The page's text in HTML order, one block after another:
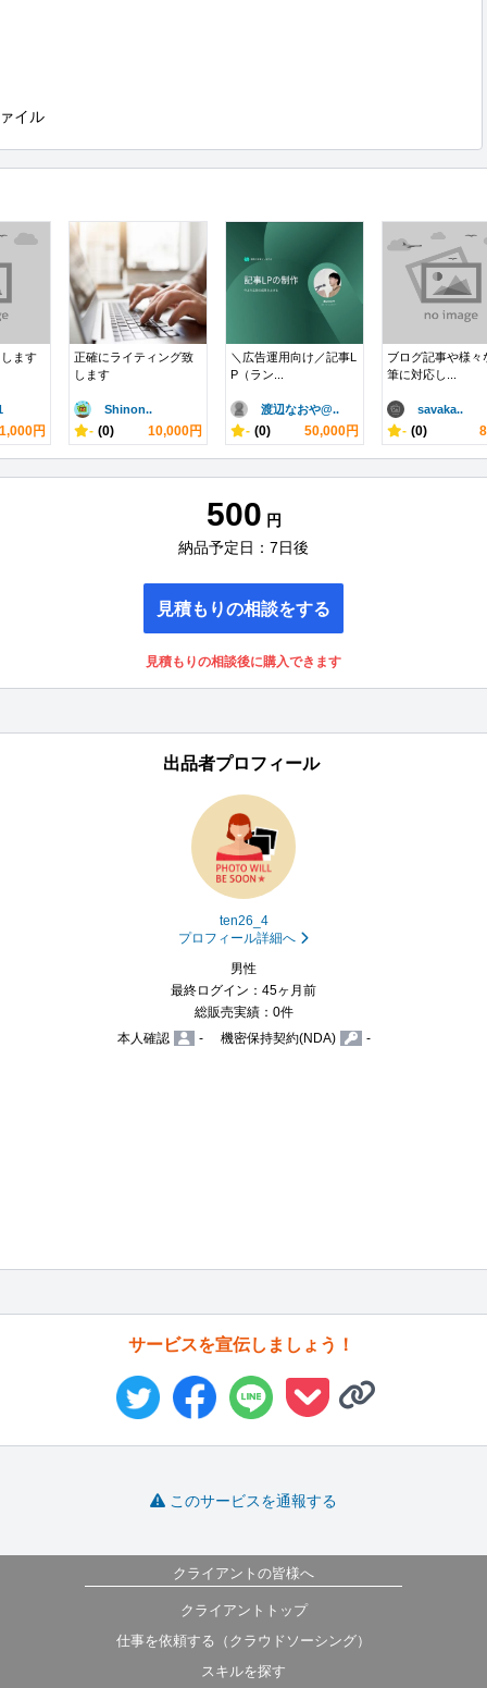
イル
ます
1,000円
正確にライティング致
します
Shinon..
- (0) 10,000円
＼広告運用向け／記事L
P（ラン...
渡辺なおや@..
- (0) 50,000円
ブログ記事や様々
筆に対応し...
savaka..
- (0)
500 円
納品予定日：7日後
見積もりの相談をする
見積もりの相談後に購入できます
出品者プロフィール
ten26_4
プロフィール詳細へ
男性
最終ログイン：45ヶ月前
総販売実績：0件
本人確認
- 機密保持契約(NDA) -
サービスを宣伝しましょう！
このサービスを通報する
クライアントの皆様へ
クライアントトップ
仕事を依頼する（クラウドソーシング）
スキルを探す